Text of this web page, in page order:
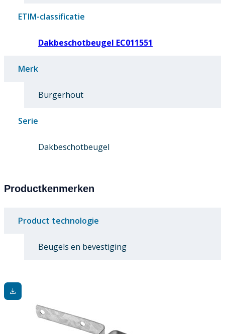
ETIM-classificatie
Dakbeschotbeugel EC011551
Merk
Burgerhout
Serie
Dakbeschotbeugel
Productkenmerken
Product technologie
Beugels en bevestiging